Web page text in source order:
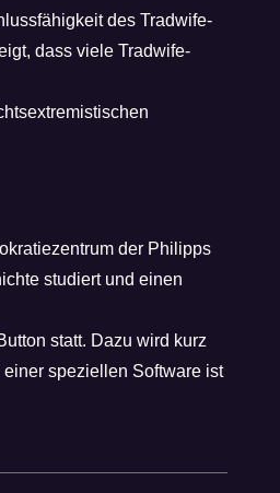
des Tradwife-
dass viele Tradwife-
der Philipps
studiert und einen
statt. Dazu wird kurz
speziellen Software ist